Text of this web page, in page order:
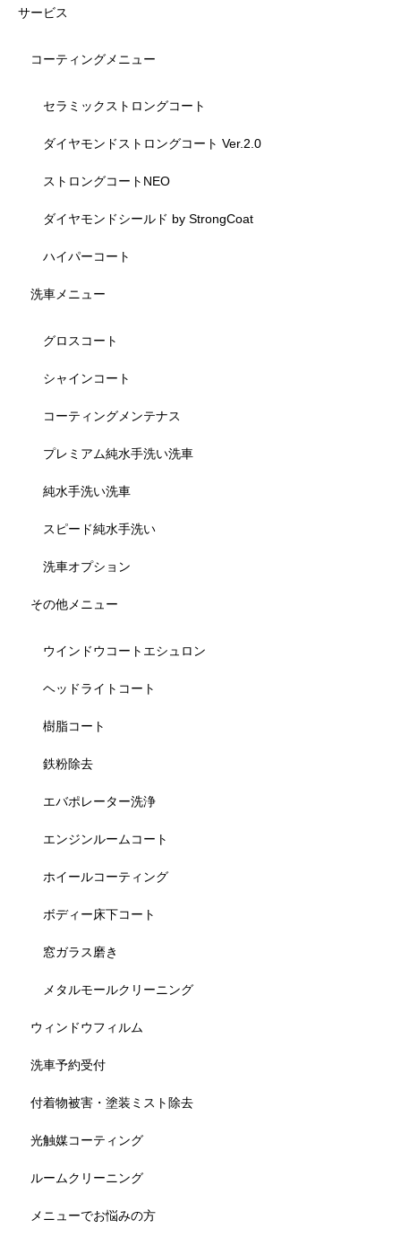
サービス
コーティングメニュー
セラミックストロングコート
ダイヤモンドストロングコート Ver.2.0
ストロングコートNEO
ダイヤモンドシールド by StrongCoat
ハイパーコート
洗車メニュー
グロスコート
シャインコート
コーティングメンテナス
プレミアム純水手洗い洗車
純水手洗い洗車
スピード純水手洗い
洗車オプション
その他メニュー
ウインドウコートエシュロン
ヘッドライトコート
樹脂コート
鉄粉除去
エバポレーター洗浄
エンジンルームコート
ホイールコーティング
ボディー床下コート
窓ガラス磨き
メタルモールクリーニング
ウィンドウフィルム
洗車予約受付
付着物被害・塗装ミスト除去
光触媒コーティング
ルームクリーニング
メニューでお悩みの方